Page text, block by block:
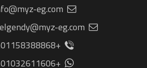
eg.com
eg.com
+201158388868
+201032611606